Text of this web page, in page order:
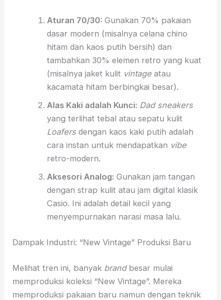
Aturan 70/30: Gunakan 70% pakaian
dasar modern (misalnya celana chino
hitam dan kaos putih bersih) dan
tambahkan 30% elemen retro yang kuat
(misalnya jaket kulit vintageatau
kacamata hitam berbingkai besar).
Alas Kaki adalah Kunci: Dad sneakers
yang terlihat tebal atau sepatu kulit
Loafersdengan kaos kaki putih adalah
cara instan untuk mendapatkan vibe
retro-modern.
Aksesori Analog: Gunakan jam tangan
dengan strap kulit atau jam digital klasik
Casio. Ini adalah detail kecil yang
menyempurnakan narasi masa lalu.
Dampak Industri: “New Vintage” Produksi Baru
Melihat tren ini, banyak brandbesar mulai
memproduksi koleksi “New Vintage”. Mereka
memproduksi pakaian baru namun dengan teknik